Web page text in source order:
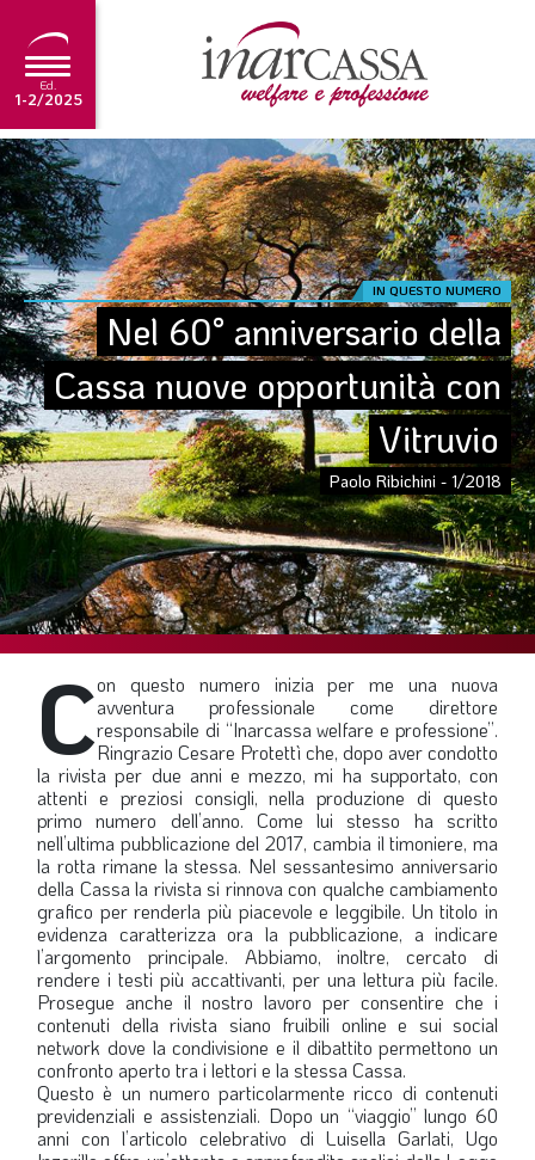
Ed.
1-2/2025
NEWS
EDITORIALE
TUTORIAL
SCADENZARIO
ARCHIVIO
Ultima edizione
1-2/2025
SOMMARIO
EDITORIALE
PREVIDENZA
PROFESSIONE
TERZA PAGINA
LE FOTO DEL FIL ROUGE
IN QUESTO NUMERO
SCENARIO ECONOMICO
SPAZIO APERTO
GOVERNANCE
FONDAZIONE
ASSOCIAZIONI
LA VIGNETTA DI EVASIO
SPECIALE
IN QUESTO NUMERO
Nel 60° anniversario della
Cassa nuove opportunità con
Vitruvio
Paolo Ribichini - 1/2018
Con questo numero inizia per me una nuova
avventura professionale come direttore
responsabile di “Inarcassa welfare e professione”.
Ringrazio Cesare Protettì che, dopo aver condotto
la rivista per due anni e mezzo, mi ha supportato, con
attenti e preziosi consigli, nella produzione di questo
primo numero dell’anno. Come lui stesso ha scritto
nell’ultima pubblicazione del 2017, cambia il timoniere, ma
la rotta rimane la stessa. Nel sessantesimo anniversario
della Cassa la rivista si rinnova con qualche cambiamento
grafico per renderla più piacevole e leggibile. Un titolo in
evidenza caratterizza ora la pubblicazione, a indicare
l’argomento principale. Abbiamo, inoltre, cercato di
rendere i testi più accattivanti, per una lettura più facile.
Prosegue anche il nostro lavoro per consentire che i
contenuti della rivista siano fruibili online e sui social
network dove la condivisione e il dibattito permettono un
confronto aperto tra i lettori e la stessa Cassa.
Questo è un numero particolarmente ricco di contenuti
previdenziali e assistenziali. Dopo un “viaggio” lungo 60
anni con l’articolo celebrativo di Luisella Garlati, Ugo